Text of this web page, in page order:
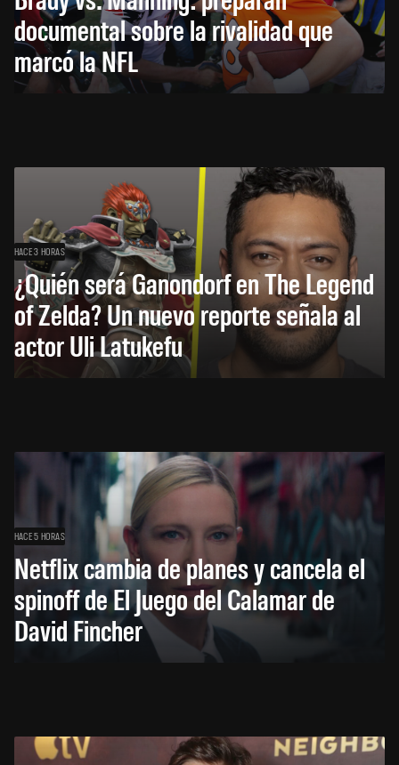
documental sobre la rivalidad que
marcó la NFL
HACE 3 HORAS
¿Quién será Ganondorf en The Legend
of Zelda? Un nuevo reporte señala al
actor Uli Latukefu
HACE 5 HORAS
Netflix cambia de planes y cancela el
spinoff de El Juego del Calamar de
David Fincher